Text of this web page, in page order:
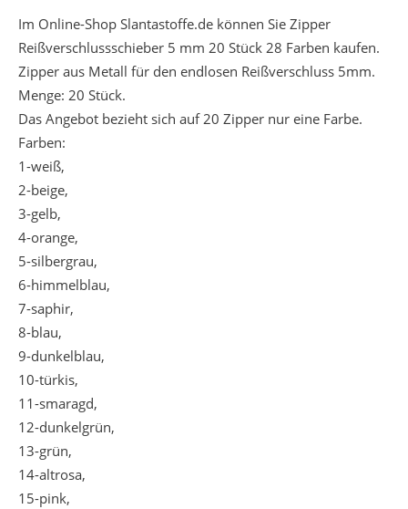
Im Online-Shop Slantastoffe.de können Sie Zipper
Reißverschlussschieber 5 mm 20 Stück 28 Farben kaufen.
Zipper aus Metall für den endlosen Reißverschluss 5mm.
Menge: 20 Stück.
Das Angebot bezieht sich auf 20 Zipper nur eine Farbe.
Farben:
1-weiß,
2-beige,
3-gelb,
4-orange,
5-silbergrau,
6-himmelblau,
7-saphir,
8-blau,
9-dunkelblau,
10-türkis,
11-smaragd,
12-dunkelgrün,
13-grün,
14-altrosa,
15-pink,